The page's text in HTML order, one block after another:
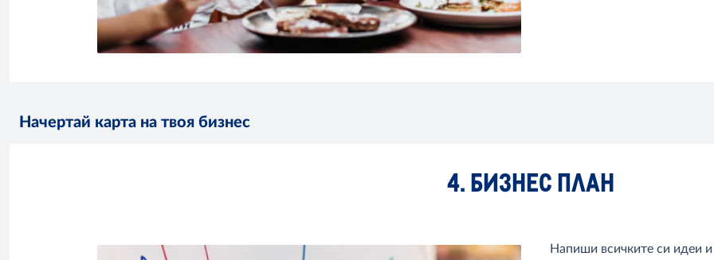
Начертай карта на твоя бизнес
4. БИЗНЕС ПЛАН
Напиши всичките си идеи